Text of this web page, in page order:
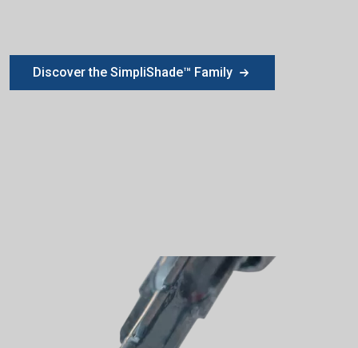
Discover the SimpliShade™ Family